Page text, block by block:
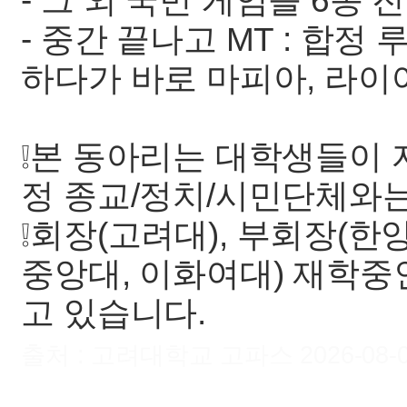
- 중간 끝나고 MT : 합정
하다가 바로 마피아, 라이
❕본 동아리는 대학생들
정 종교/정치/시민단체와
❕회장(고려대), 부회장(
중앙대, 이화여대) 재학
고 있습니다.